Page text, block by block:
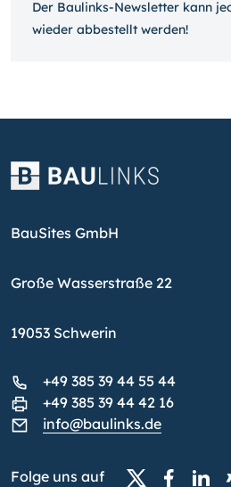
Der Baulinks-Newsletter kann
wieder ab­bestellt werden!
BauSites GmbH
Große Wasserstraße 22
19053 Schwerin
+49 385 39 44 55 44
+49 385 39 44 42 16
info@baulinks.de
Folge uns auf